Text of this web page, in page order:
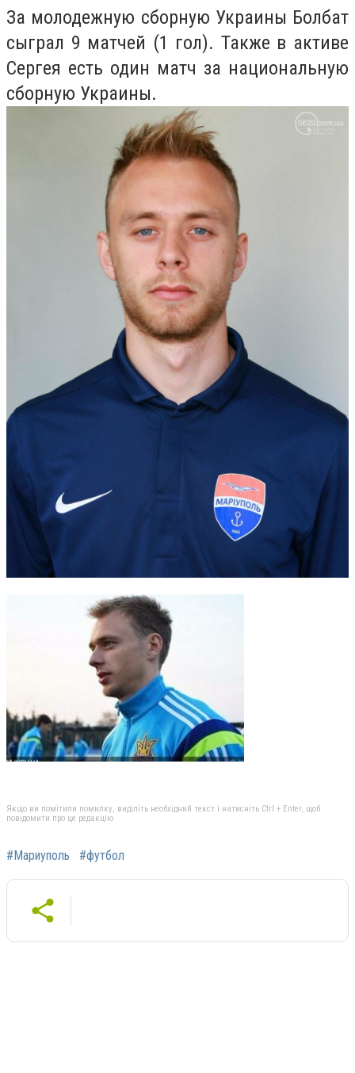
За молодежную сборную Украины Болбат
сыграл 9 матчей (1 гол). Также в активе
Сергея есть один матч за национальную
сборную Украины.
Якщо ви помітили помилку, виділіть необхідний текст і натисніть Ctrl + Enter, щоб
повідомити про це редакцію
#Мариуполь #футбол